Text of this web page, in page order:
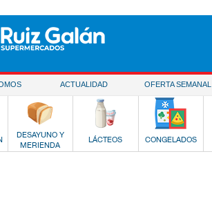
ACTUALIDAD OFERTA SEMANAL
DESAYUNO Y
MERIENDA
LÁCTEOS CONGELADOS